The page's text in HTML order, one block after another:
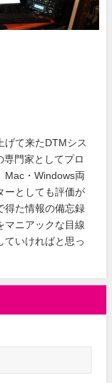
げて来たDTMシス
門家としてプロ
Mac・Windows両
ーとしても評価が
得た情報の備忘録
マニアックな目線
ていければと思っ